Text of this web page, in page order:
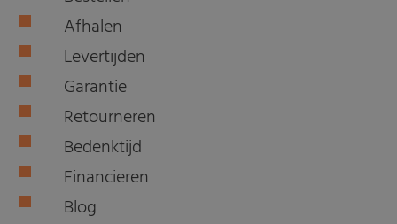
Afhalen
Levertijden
Garantie
Retourneren
Bedenktijd
Financieren
Blog